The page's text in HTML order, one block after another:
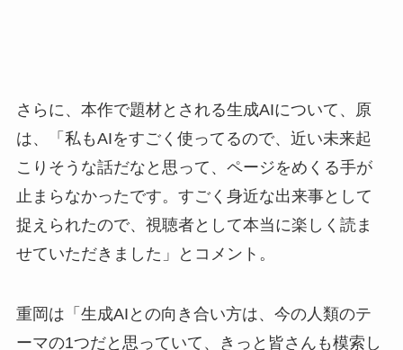
さらに、本作で題材とされる生成AIについて、原
は、「私もAIをすごく使ってるので、近い未来起
こりそうな話だなと思って、ページをめくる手が
止まらなかったです。すごく身近な出来事として
捉えられたので、視聴者として本当に楽しく読ま
せていただきました」とコメント。
重岡は「生成AIとの向き合い方は、今の人類のテ
ーマの1つだと思っていて、きっと皆さんも模索し